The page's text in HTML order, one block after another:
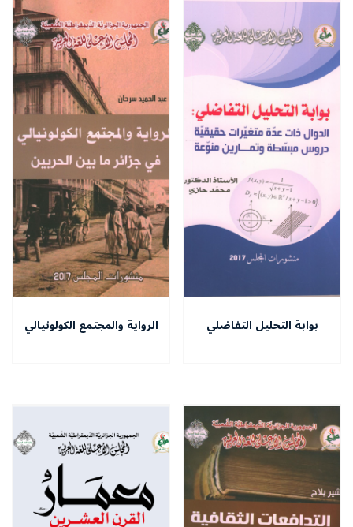
بوابة التحليل التفاضلي الرواية والمجتمع الكولونيالي